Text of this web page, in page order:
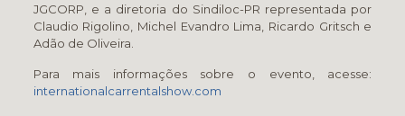
JGCORP, e a diretoria do Sindiloc-PR representada por
Claudio Rigolino, Michel Evandro Lima, Ricardo Gritsch e
Adão de Oliveira.
Para mais informações sobre o evento, acesse:
internationalcarrentalshow.com